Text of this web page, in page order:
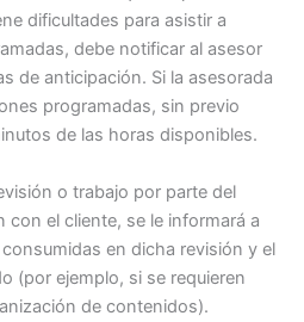
dificultades para asistir a
debe notificar al asesor
de anticipación. Si la asesorada
programadas, sin previo
de las horas disponibles.
o trabajo por parte del
con el cliente, se le informará a
en dicha revisión y el
(por ejemplo, si se requieren
de contenidos).